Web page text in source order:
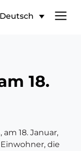
Deutsch
18.
18. Januar,
die